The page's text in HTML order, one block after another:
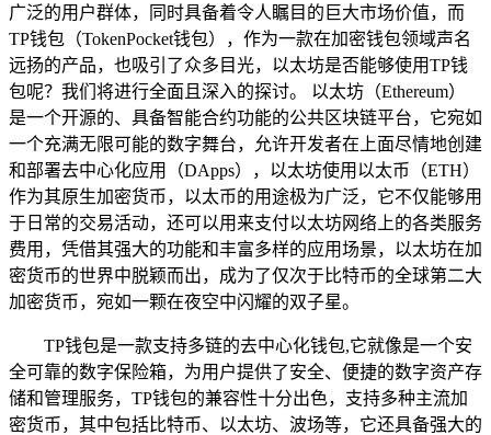
广泛的用户群体，同时具备着令人瞩目的巨大市场价值，而
TP钱包（TokenPocket钱包），作为一款在加密钱包领域声名
远扬的产品，也吸引了众多目光，以太坊是否能够使用TP钱
包呢？我们将进行全面且深入的探讨。 以太坊（Ethereum）
是一个开源的、具备智能合约功能的公共区块链平台，它宛如
一个充满无限可能的数字舞台，允许开发者在上面尽情地创建
和部署去中心化应用（DApps），以太坊使用以太币（ETH）
作为其原生加密货币，以太币的用途极为广泛，它不仅能够用
于日常的交易活动，还可以用来支付以太坊网络上的各类服务
费用，凭借其强大的功能和丰富多样的应用场景，以太坊在加
密货币的世界中脱颖而出，成为了仅次于比特币的全球第二大
加密货币，宛如一颗在夜空中闪耀的双子星。
TP钱包是一款支持多链的去中心化钱包,它就像是一个安
全可靠的数字保险箱，为用户提供了安全、便捷的数字资产存
储和管理服务，TP钱包的兼容性十分出色，支持多种主流加
密货币，其中包括比特币、以太坊、波场等，它还具备强大的